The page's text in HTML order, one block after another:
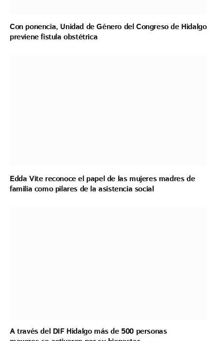
Con ponencia, Unidad de Género del Congreso de Hidalgo
previene fístula obstétrica
Edda Vite reconoce el papel de las mujeres madres de
familia como pilares de la asistencia social
A través del DIF Hidalgo más de 500 personas